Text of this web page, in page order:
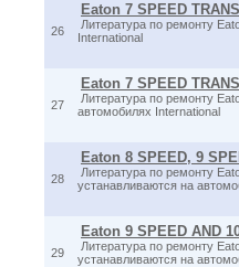
26
Eaton 7 SPEED
Литература по ремонту
International
27
Eaton 7 SPEED
Литература по ремонту
автомобилях International
28
Eaton 8 SPEED, 9
Литература по ремонту
устанавливаются на
29
Eaton 9 SPEED AND
Литература по ремонту
устанавливаются на